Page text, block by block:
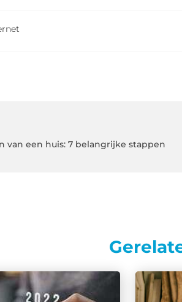
van een huis: 7 belangrijke stappen